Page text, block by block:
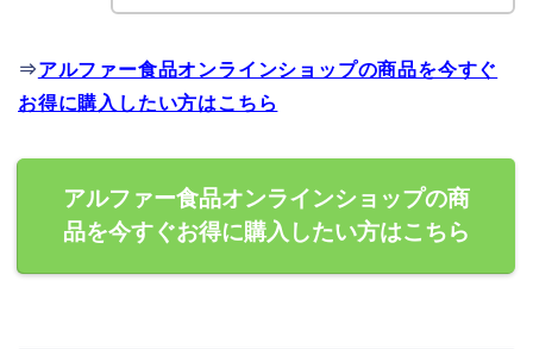
⇒アルファー食品オンラインショップの商品を今すぐ
お得に購入したい方はこちら
アルファー食品オンラインショップの商
品を今すぐお得に購入したい方はこちら